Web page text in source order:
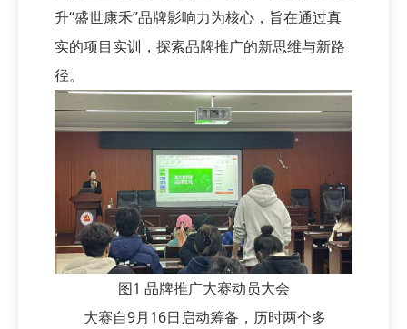
升“盛世康禾”品牌影响力为核心，旨在通过真
实的项目实训，探索品牌推广的新思维与新路
径。
图1 品牌推广大赛动员大会
大赛自9月16日启动筹备，历时两个多